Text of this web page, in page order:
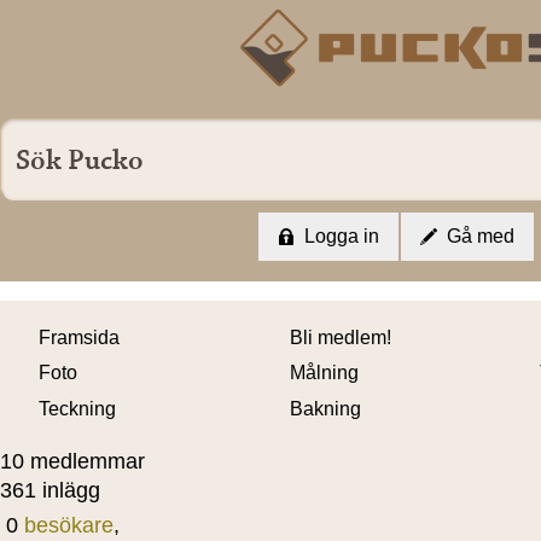
Framsida Bli medlem!
Foto
Målning
Teckning
Bakning
10 medlemmar
361 inlägg
0 besökare,
Logga in Gå med